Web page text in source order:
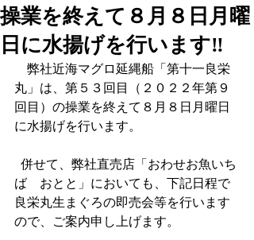
操業を終えて８月８日月曜
日に水揚げを行います‼
弊社近海マグロ延縄船「第十一良栄
丸」は、第５３回目（２０２２年第９
回目）の操業を終えて８月８日月曜日
に水揚げを行います。
ば　おとと」においても、下記日程で
良栄丸生まぐろの即売会等を行います
ので、ご案内申し上げます。